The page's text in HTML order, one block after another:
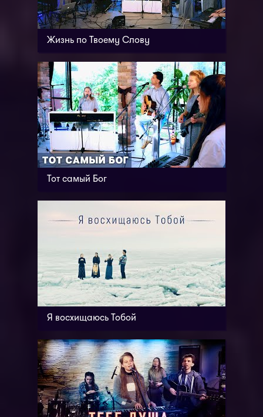
Жизнь по Твоему Слову
Тот самый Бог
Я восхищаюсь Тобой